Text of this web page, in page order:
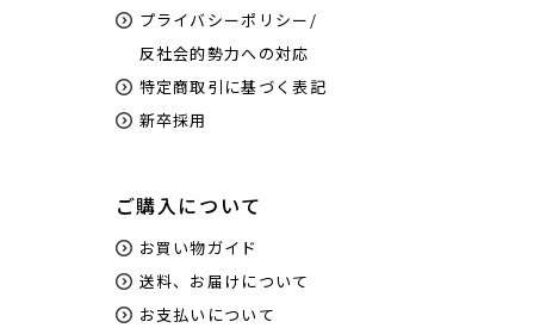
プライバシーポリシー/
反社会的勢力への対応
特定商取引に基づく表記
新卒採用
ご購入について
お買い物ガイド
送料、お届けについて
お支払いについて